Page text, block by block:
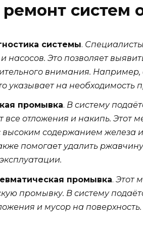
систем
системы.
насосов. Это позволяет
внимания.
указывает на необходимость
промывка. В систему
все отложения и накипь. Этот
высоким содержанием железа
помогает удалить ржавчину
промывка. Этот
промывку. В систему
и мусор на поверхность.